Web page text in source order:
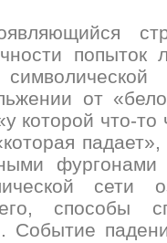
попыток
от
которой что-
сети
способы
Событие